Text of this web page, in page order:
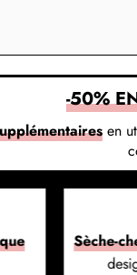
-50%
en
Sèche-